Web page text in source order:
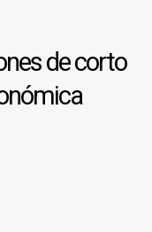
de corto